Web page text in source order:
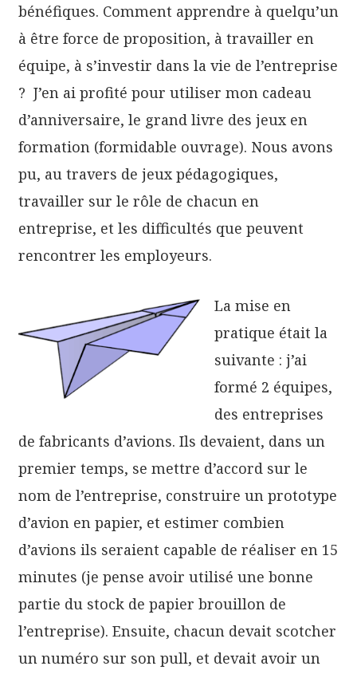
bénéfiques. Comment apprendre à quelqu’un
à être force de proposition, à travailler en
équipe, à s’investir dans la vie de l’entreprise
? J’en ai profité pour utiliser mon cadeau
d’anniversaire, le grand livre des jeux en
formation (formidable ouvrage). Nous avons
pu, au travers de jeux pédagogiques,
travailler sur le rôle de chacun en
entreprise, et les difficultés que peuvent
rencontrer les employeurs.
La mise en
pratique était la
suivante : j’ai
formé 2 équipes,
des entreprises
de fabricants d’avions. Ils devaient, dans un
premier temps, se mettre d’accord sur le
nom de l’entreprise, construire un prototype
d’avion en papier, et estimer combien
d’avions ils seraient capable de réaliser en 15
minutes (je pense avoir utilisé une bonne
partie du stock de papier brouillon de
l’entreprise). Ensuite, chacun devait scotcher
un numéro sur son pull, et devait avoir un